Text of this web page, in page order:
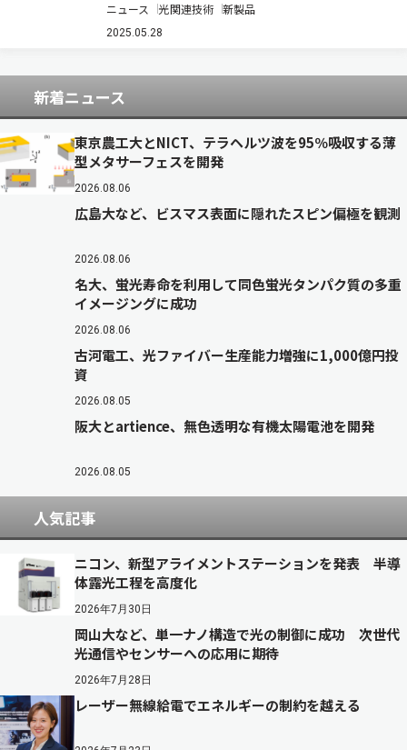
対応した大型TGV（Through Glass Vias）ガラス
コア基板と，CO2レーザー加工に対応した大型
ニュース 光関連技術 新製品
2025.05.28
新着ニュース
東京農工大とNICT、テラヘルツ波を95％吸収する薄
型メタサーフェスを開発
2026.08.06
広島大など、ビスマス表面に隠れたスピン偏極を観測
2026.08.06
名大、蛍光寿命を利用して同色蛍光タンパク質の多重
イメージングに成功
2026.08.06
古河電工、光ファイバー生産能力増強に1,000億円投
資
2026.08.05
阪大とartience、無色透明な有機太陽電池を開発
2026.08.05
人気記事
ニコン、新型アライメントステーションを発表 半導
体露光工程を高度化
2026年7月30日
岡山大など、単一ナノ構造で光の制御に成功 次世代
光通信やセンサーへの応用に期待
2026年7月28日
レーザー無線給電でエネルギーの制約を越える